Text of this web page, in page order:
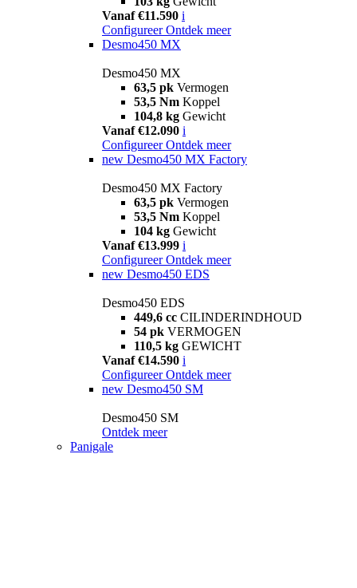
Vanaf €11.590 i
Configureer Ontdek meer
Desmo450 MX
Desmo450 MX
63,5 pk Vermogen
53,5 Nm Koppel
104,8 kg Gewicht
Vanaf €12.090 i
Configureer Ontdek meer
new Desmo450 MX Factory
Desmo450 MX Factory
63,5 pk Vermogen
53,5 Nm Koppel
104 kg Gewicht
Vanaf €13.999 i
Configureer Ontdek meer
new Desmo450 EDS
Desmo450 EDS
449,6 cc CILINDERINDHOUD
54 pk VERMOGEN
110,5 kg GEWICHT
Vanaf €14.590 i
Configureer Ontdek meer
new Desmo450 SM
Desmo450 SM
Ontdek meer
Panigale